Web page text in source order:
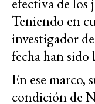
Teniendo en
investigador
fecha han sido
En ese marco,
condición de